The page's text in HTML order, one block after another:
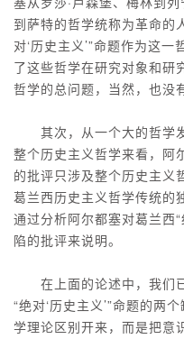
到萨特的哲学统称为革命的
对‘历史主义’”命题作为这
了这些哲学在研究对象和研
哲学的总问题，当然，也没
其次，从一个大的哲学
整个历史主义哲学来看，阿
的批评只涉及整个历史主义
葛兰西历史主义哲学传统的
通过分析阿尔都塞对葛兰西
陷的批评来说明。
在上面的论述中，我们
“绝对‘历史主义’”命题的两
学理论区别开来，而是把意